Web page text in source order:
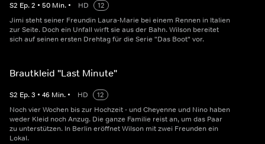
S2 Ep.2 • 50 Min. • HD
12
Jimi steht seiner Freundin Laura-Marie bei einem Rennen in Italien
zur Seite. Doch ein Unfall wirft sie aus der Bahn. Wilson bereitet
sich auf seinen ersten Drehtag für die Serie "Das Boot" vor.
Brautkleid "Last Minute"
S2 Ep.3 • 46 Min. • HD
12
Noch vier Wochen bis zur Hochzeit - und Cheyenne und Nino haben
weder Kleid noch Anzug. Die ganze Familie reist an, um das Paar
zu unterstützen. In Berlin eröffnet Wilson mit zwei Freunden ein
Lokal.